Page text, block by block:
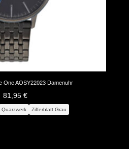
One AOSY22023 Damenuhr
81,95 €
Quarzwerk Zifferblatt Grau